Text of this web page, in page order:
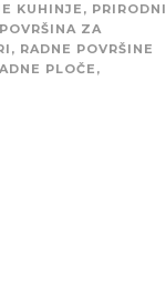
KUHINJE , PRIRODNI
ZA
, RADNE POVRŠINE
PLOČE ,